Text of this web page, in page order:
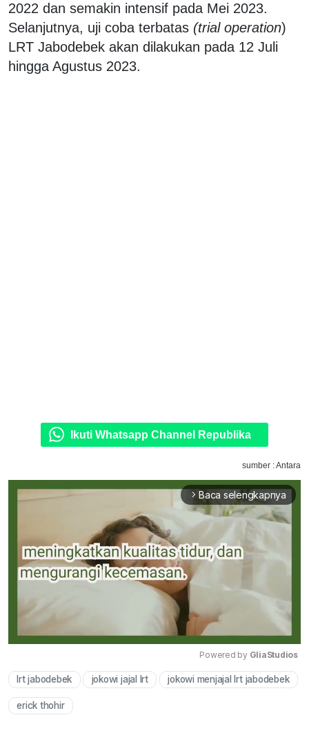
2022 dan semakin intensif pada Mei 2023.
Selanjutnya, uji coba terbatas (trial operation)
LRT Jabodebek akan dilakukan pada 12 Juli
hingga Agustus 2023.
Ikuti Whatsapp Channel Republika
sumber : Antara
arrow_forward_ios Baca selengkapnya
Mute
Powered by GliaStudios
lrt jabodebek jokowi jajal lrt jokowi menjajal lrt jabodebek
erick thohir